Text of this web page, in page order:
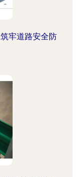
牢道路安全防